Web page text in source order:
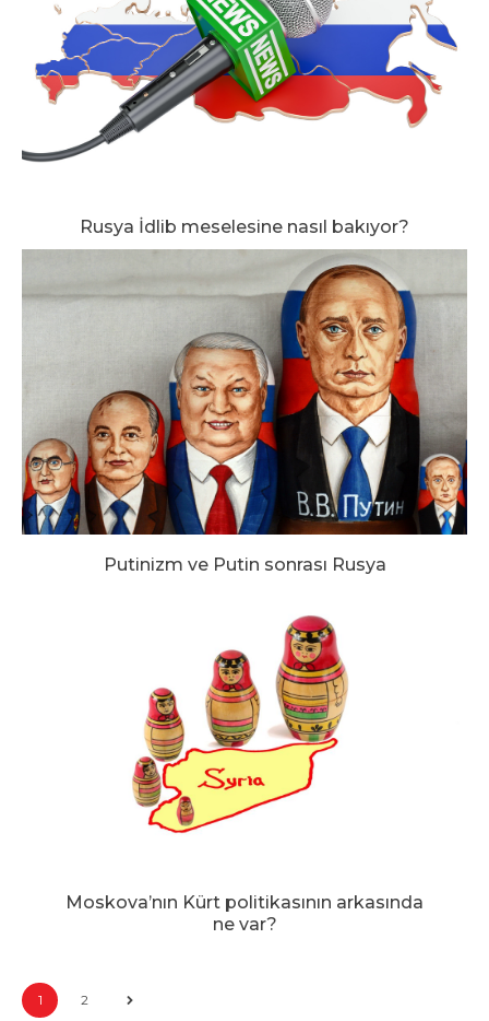
Rusya İdlib meselesine nasıl bakıyor?
Putinizm ve Putin sonrası Rusya
Moskova’nın Kürt politikasının arkasında
ne var?
1 2